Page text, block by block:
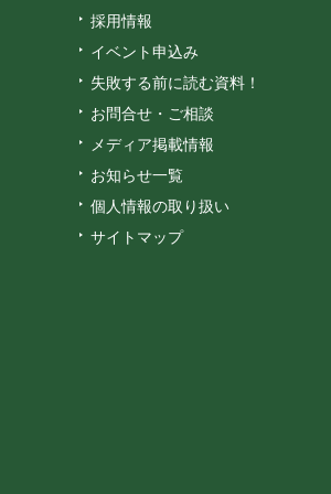
採用情報
イベント申込み
失敗する前に読む資料！
お問合せ・ご相談
メディア掲載情報
お知らせ一覧
個人情報の取り扱い
サイトマップ